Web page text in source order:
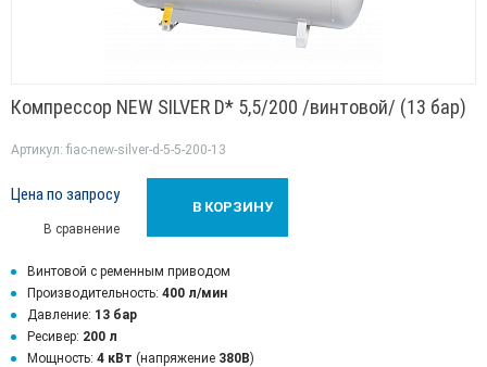
Компрессор NEW SILVER D* 5,5/200 /винтовой/ (13 бар)
Артикул: fiac-new-silver-d-5-5-200-13
Винтовой с ременным приводом
Производительность: 400 л/мин
Давление: 13 бар
Ресивер: 200 л
Мощность: 4 кВт (напряжение 380В)
Цена по запросу
В сравнение
В КОРЗИНУ